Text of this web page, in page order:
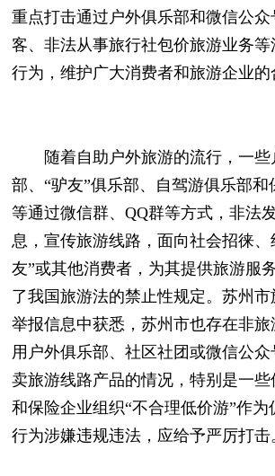
重点打击通过户外俱乐部和微信公
客、非法从事旅行社包价旅游业务
行为，维护广大消费者和旅游企业的
随着自助户外旅游的流行，一些
部、“驴友”俱乐部、自驾游俱乐部和
等通过微信群、QQ群等方式，非法
息，宣传旅游线路，面向社会招徕、
友”或其他消费者，为其提供旅游服
了我国旅游法的禁止性规定。苏州市
举报信息中获悉，苏州市也存在非旅
用户外俱乐部、社区社团或微信公
卖旅游线路产品的情况，特别是一
和保险企业组织“不合理低价游”作
行为涉嫌违规违法，应给予严厉打击